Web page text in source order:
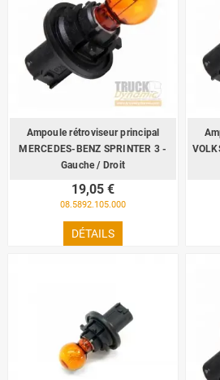
Ampoule rétroviseur principal
MERCEDES-BENZ SPRINTER 3 -
Gauche / Droit
19,05 €
08.5892.105.000
DÉTAILS